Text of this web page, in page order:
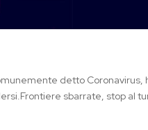
detto Coronavirus,
sbarrate, stop al